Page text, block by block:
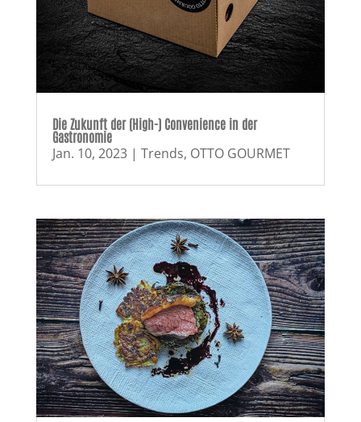
Die Zukunft der (High-) Convenience in der
Gastronomie
Jan. 10, 2023| Trends, OTTO GOURMET